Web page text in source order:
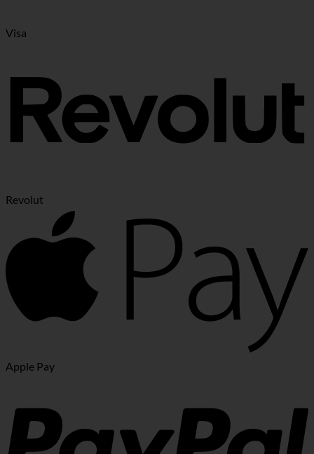
Visa
Revolut
Apple Pay